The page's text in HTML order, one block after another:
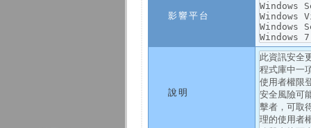
影響平台
說明